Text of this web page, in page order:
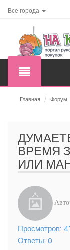
Все города
Главная / Форум
ВРЕМЯ
ИЛИ
Просмотров:
Ответы: 0